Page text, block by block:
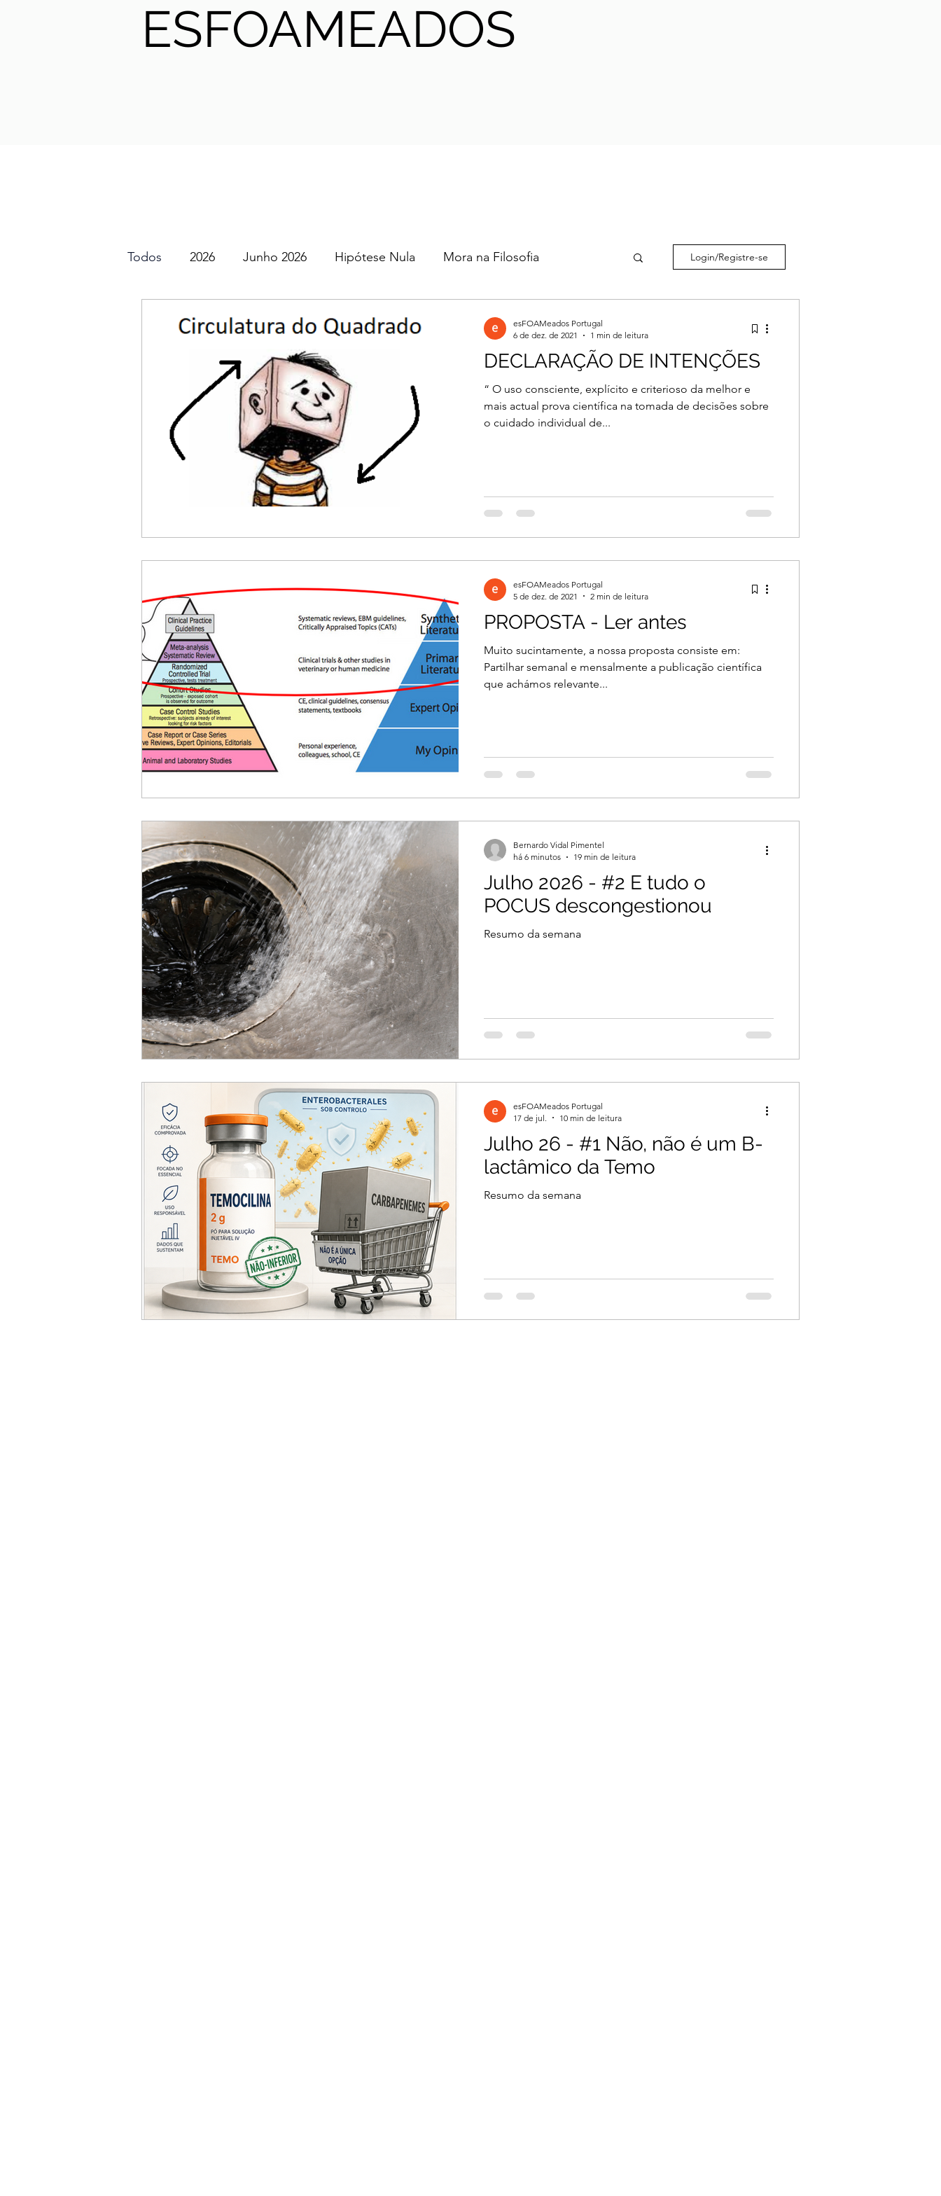
ESFOAMEADOS
Todos 2026 Junho 2026 Hipótese Nula Mora na Filosofia
Maio 2026 Abril 2026 Março 2026
Fevereiro 2026 Janeiro 2026 Dezembro 2025 Novembro 2025
Setembro 2025 Agosto 2025
Junho 2025 Dezembro 2024 Novembro 2024 Outubro 2024
Setembro 2024 Julho 2024
Login/Registre-se
DECLARAÇÃO DE INTENÇÕES
“ O uso consciente, explícito e criterioso da melhor e
mais actual prova científica na tomada de decisões sobre
o cuidado individual de...
esFOAMeados Portugal
6 de dez. de 2021
1 min de leitura
PROPOSTA - Ler antes
Muito sucintamente, a nossa proposta consiste em:
Partilhar semanal e mensalmente a publicação científica
que achámos relevante...
esFOAMeados Portugal
5 de dez. de 2021
2 min de leitura
Julho 2026 - #2 E tudo o
POCUS descongestionou
Resumo da semana
Bernardo Vidal Pimentel
há 6 minutos
19 min de leitura
Julho 26 - #1 Não, não é um B-
lactâmico da Temo
Resumo da semana
esFOAMeados Portugal
17 de jul.
10 min de leitura